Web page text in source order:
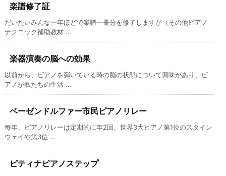
楽譜修了証
だいたいみんな一年ほどで楽譜一冊分を修了しますが（その他ピアノ
テクニック補助教材 ...
楽器演奏の脳への効果
以前から、ピアノを弾いている時の脳の状態について興味があり、ピ
アノが私たちの生活 ...
ベーゼンドルファー市民ピアノリレー
毎年、ピアノリレーは定期的に年2回、世界3大ピアノ第1位のスタイン
ウェイや第3位 ...
ピティナピアノステップ